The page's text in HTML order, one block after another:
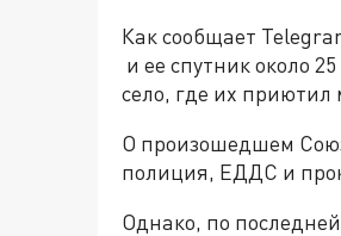
Как сообщает
и ее спутник около
село, где их приютил
О произошедшем
полиция, ЕДДС и
Однако, по